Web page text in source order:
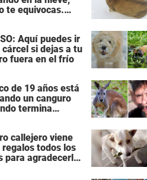
te equivocas.
Aquí puedes ir
cárcel si dejas a tu
fuera en el frío
de 19 años está
un canguro
termina
callejero viene
regalos todos los
para agradecerle